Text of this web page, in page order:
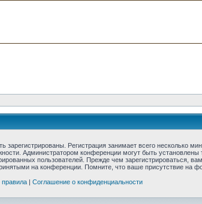
Регистрация занимает всего несколько
Администратором конференции могут быть установлены
пользователей. Прежде чем зарегистрироваться,
на конференции. Помните, что ваше присутствие на
| Соглашение о конфиденциальности